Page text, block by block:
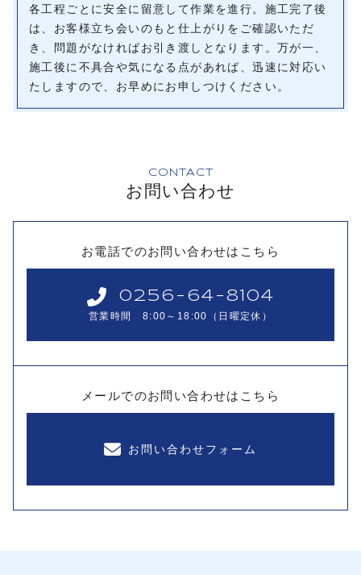
各工程ごとに安全に留意して作業を進行。施工完了後
は、お客様立ち会いのもと仕上がりをご確認いただ
き、問題がなければお引き渡しとなります。万が一、
施工後に不具合や気になる点があれば、迅速に対応い
たしますので、お早めにお申しつけください。
CONTACT
お問い合わせ
お電話でのお問い合わせはこちら
0256-64-8104
営業時間 8:00～18:00（日曜定休）
メールでのお問い合わせはこちら
お問い合わせフォーム